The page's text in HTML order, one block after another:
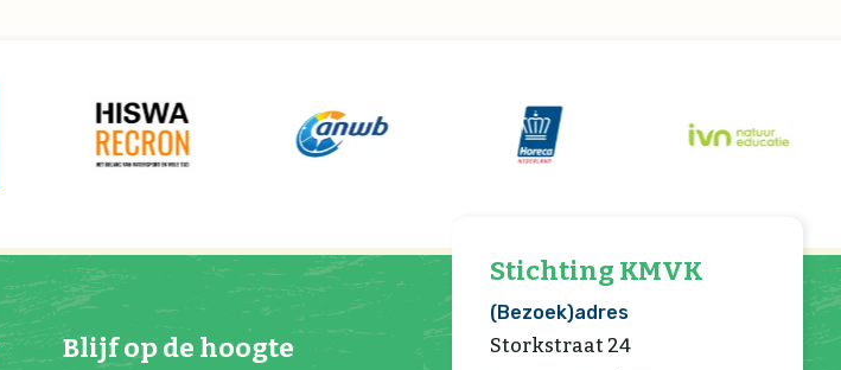
Blijf op de hoogte
Stichting KMVK
(Bezoek)adres
Storkstraat 24